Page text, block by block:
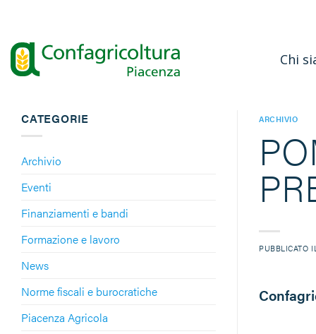
contenuti
Chi
CATEGORIE
Archivio
Eventi
Finanziamenti e bandi
Formazione e lavoro
News
Norme fiscali e burocratiche
Piacenza Agricola
ARCHIVIO
PUBBLICATO